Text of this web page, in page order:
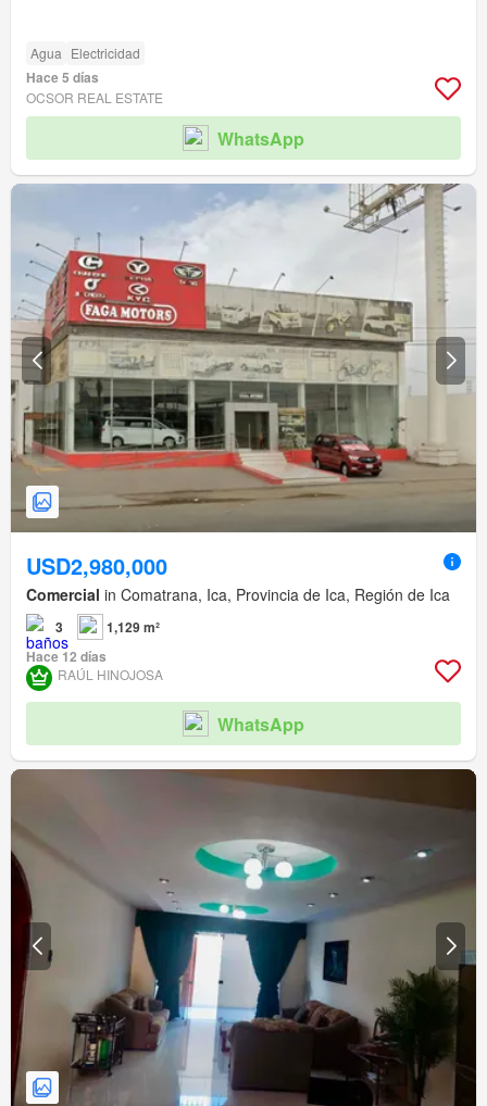
Agua Electricidad
Hace 5 días
OCSOR REAL ESTATE
WhatsApp
USD2,980,000
Comercial in Comatrana, Ica, Provincia de Ica, Región de Ica
3
1,129 m²
Hace 12 días
RAÚL HINOJOSA
WhatsApp